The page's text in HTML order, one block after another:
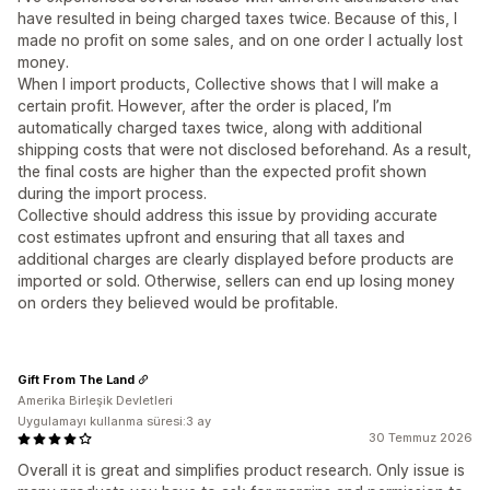
have resulted in being charged taxes twice. Because of this, I
made no profit on some sales, and on one order I actually lost
money.
When I import products, Collective shows that I will make a
certain profit. However, after the order is placed, I’m
automatically charged taxes twice, along with additional
shipping costs that were not disclosed beforehand. As a result,
the final costs are higher than the expected profit shown
during the import process.
Collective should address this issue by providing accurate
cost estimates upfront and ensuring that all taxes and
additional charges are clearly displayed before products are
imported or sold. Otherwise, sellers can end up losing money
on orders they believed would be profitable.
30 Temmuz 2026
Overall it is great and simplifies product research. Only issue is
Gift From The Land
Amerika Birleşik Devletleri
Uygulamayı kullanma süresi:3 ay